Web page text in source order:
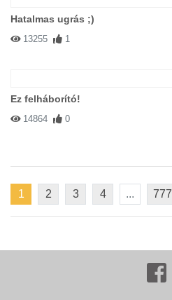
Hatalmas ugrás ;)
13255 1
Ez felháborító!
14864 0
1 2 3 4 ... 777